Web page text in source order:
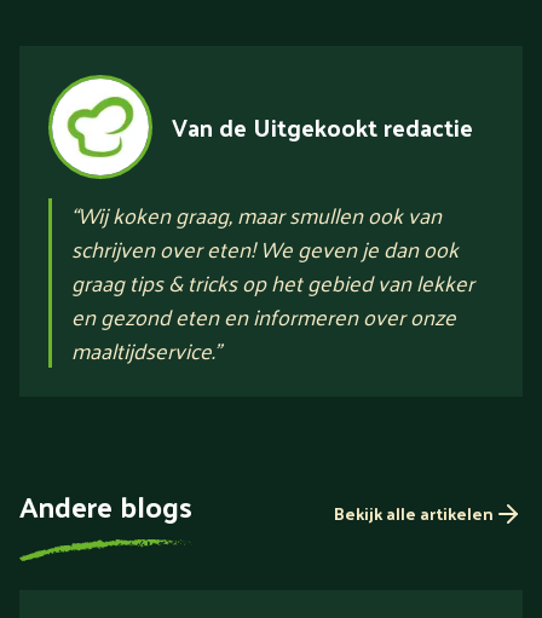
Van de Uitgekookt redactie
“Wij koken graag, maar smullen ook van
schrijven over eten! We geven je dan ook
graag tips & tricks op het gebied van lekker
en gezond eten en informeren over onze
maaltijdservice.”
Andere blogs Bekijk alle artikelen